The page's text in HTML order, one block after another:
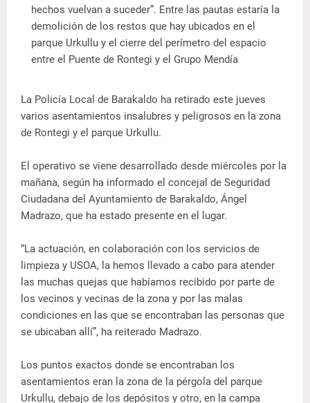
hechos vuelvan a suceder”. Entre las pautas estaría la
demolición de los restos que hay ubicados en el
parque Urkullu y el cierre del perímetro del espacio
entre el Puente de Rontegi y el Grupo Mendía
La Policía Local de Barakaldo ha retirado este jueves
varios asentamientos insalubres y peligrosos en la zona
de Rontegi y el parque Urkullu.
El operativo se viene desarrollado desde miércoles por la
mañana, según ha informado el concejal de Seguridad
Ciudadana del Ayuntamiento de Barakaldo, Ángel
Madrazo, que ha estado presente en el lugar.
“La actuación, en colaboración con los servicios de
limpieza y USOA, la hemos llevado a cabo para atender
las muchas quejas que habíamos recibido por parte de
los vecinos y vecinas de la zona y por las malas
condiciones en las que se encontraban las personas que
se ubicaban allí”, ha reiterado Madrazo.
Los puntos exactos donde se encontraban los
asentamientos eran la zona de la pérgola del parque
Urkullu, debajo de los depósitos y otro, en la campa